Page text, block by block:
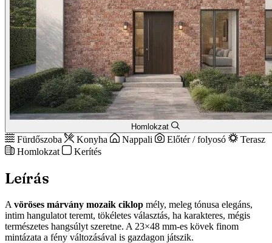
Homlokzat
Fürdőszoba Konyha Nappali Előtér / folyosó
Terasz
Homlokzat
Kerítés
Leírás
A vöröses márvány mozaik ciklop mély, meleg tónusa elegáns,
intim hangulatot teremt, tökéletes választás, ha karakteres, mégis
természetes hangsúlyt szeretne. A 23×48 mm-es kövek finom
mintázata a fény változásával is gazdagon játszik.